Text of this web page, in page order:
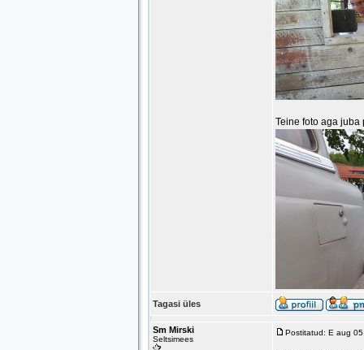
Teine foto aga juba
Tagasi üles
Sm Mirski
Seltsimees
Postitatud: E aug